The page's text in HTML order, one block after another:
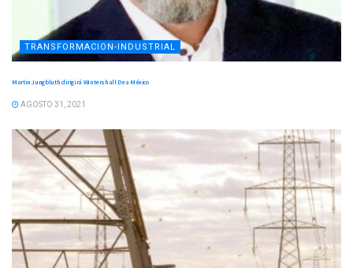
TRANSFORMACION-INDUSTRIAL
Martin Jungbluth dirigirá Wintershall Dea México
AGOSTO 31, 2021